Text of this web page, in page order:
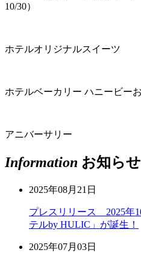
10/30）
ホテルオリジナルスイーツ
ホテルベーカリー ハニービー
アニバーサリー
Information お知らせ
2025年08月21日
プレスリリース 2025年
テルby HULIC」が誕生！
2025年07月03日